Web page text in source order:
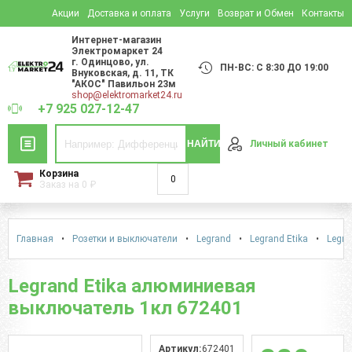
Акции Доставка и оплата Услуги Возврат и Обмен Контакты
Интернет-магазин
Электромаркет 24
г. Одинцово,ул.
Внуковская, д. 11 , ТК
"АКОС" Павильон 23м
shop@elektromarket24.ru
ПН-ВС: С 8:30 ДО 19:00
+7 925 027-12-47
НАЙТИ Личный кабинет
Корзина
Заказ на 0 ₽ 0
Главная • Розетки и выключатели • Legrand • Legrand Etika •
Legrand Etika алюминиевая
выключатель 1кл 672401
Артикул:672401